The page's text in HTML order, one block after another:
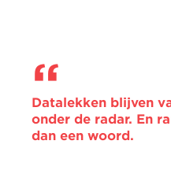
Datalekken blijven
onder de radar. En
dan een woord.